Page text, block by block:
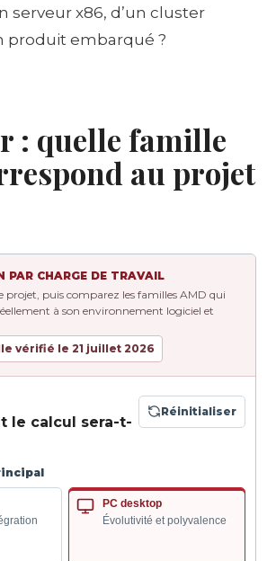
serveur x86, d’un cluster
produit embarqué ?
: quelle famille
au projet
PAR CHARGE DE TRAVAIL
projet, puis comparez les familles AMD qui
à son environnement logiciel et
vérifié le 21 juillet 2026
le calcul sera-t-
Réinitialiser
PC desktop
Évolutivité et polyvalence